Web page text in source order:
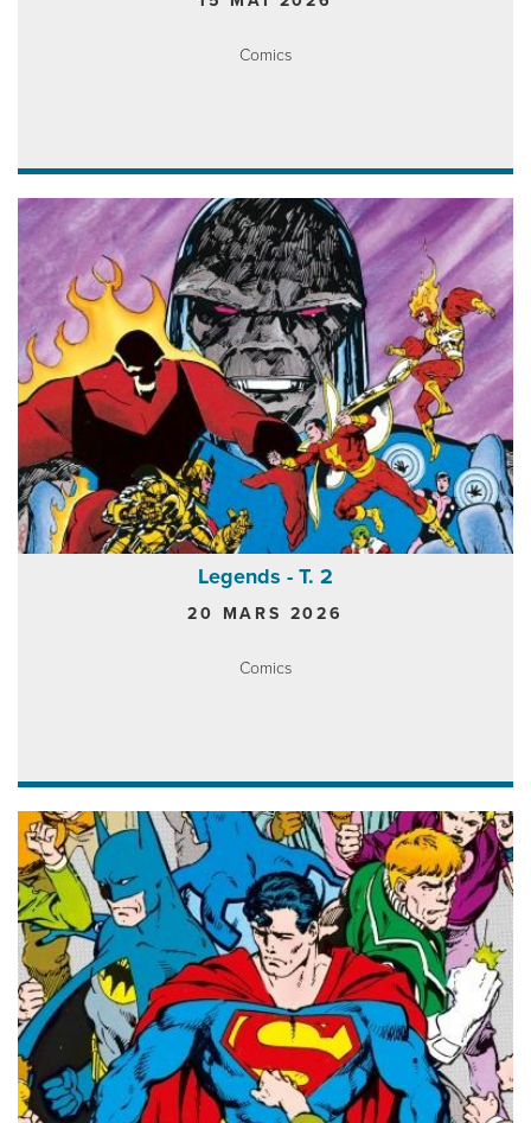
Comics
Legends - T. 2
20 MARS 2026
Comics